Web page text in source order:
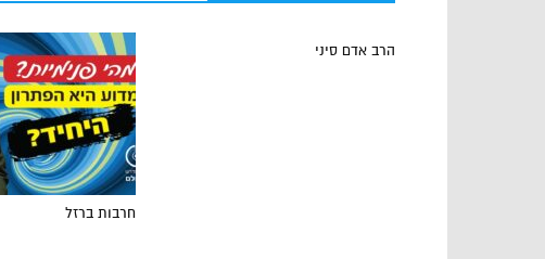
חרבות ברזל
הרב אדם סיני